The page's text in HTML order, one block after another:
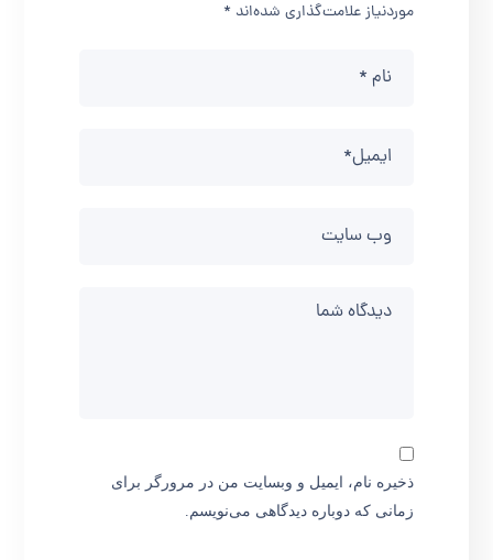
موردنیاز علامت‌گذاری شده‌اند*
ذخیره نام، ایمیل و وبسایت من در مرورگر برای
زمانی که دوباره دیدگاهی می‌نویسم.